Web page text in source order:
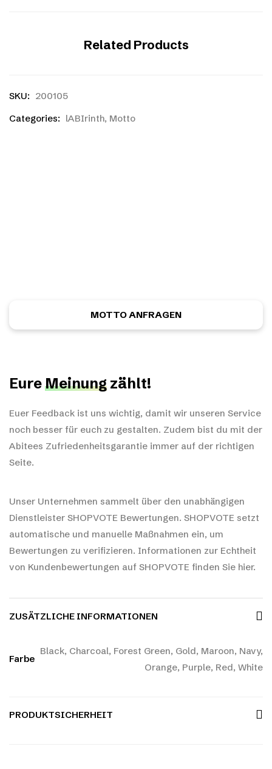
Related Products
SKU: 200105
Categories: lABIrinth, Motto
MOTTO ANFRAGEN
EureMeinung zählt!
Euer Feedback ist uns wichtig, damit wir unseren Service
noch besser für euch zu gestalten. Zudem bist du mit der
Abitees Zufriedenheitsgarantie immer auf der richtigen
Seite.
Unser Unternehmen sammelt über den unabhängigen
Dienstleister SHOPVOTE Bewertungen. SHOPVOTE setzt
automatische und manuelle Maßnahmen ein, um
Bewertungen zu verifizieren. Informationen zur Echtheit
von Kundenbewertungen auf SHOPVOTE finden Sie hier.
ZUSÄTZLICHE INFORMATIONEN
Farbe
Black, Charcoal, Forest Green, Gold, Maroon, Navy,
Orange, Purple, Red, White
PRODUKTSICHERHEIT